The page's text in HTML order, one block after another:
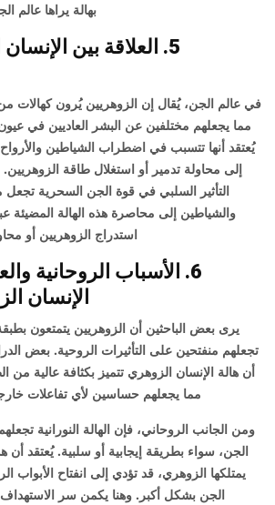
بهالة يراها عالم
5. العلاقة بين
في عالم الجن، يُقال إن الزوهريين يُرون كهالات من
مما يجعلهم مختلفين عن البشر العاديين في عيون
يُعتقد أنها تتسبب في اضطراب الشياطين
إلى محاولة تدمير أو استغلال طاقة
التأثير السلبي في قوة الجن السحرية
والشياطين إلى محاصرة هذه الهالة المضيئة
استدراج الزوهريين أو
6. الأسباب الروحانية
الإنسان
يرى بعض الباحثين أن الزوهريين يتمتعون
تجعلهم منفتحين على التأثيرات الروحية. بعض
أن هالة الإنسان الزوهري تتميز بكثافة عالية من
مما يجعلهم حساسين لأي تفاعلات
ومن الجانب الروحاني، فإن الهالة النورانية
الجن، سواء بطريقة إيجابية أو سلبية. يُعتقد أن
يمتلكها الزوهري، قد تؤدي إلى انفتاح الأبواب
الجن بشكل أكبر. وهنا يكمن سر